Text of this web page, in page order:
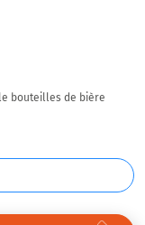
bouteilles de bière